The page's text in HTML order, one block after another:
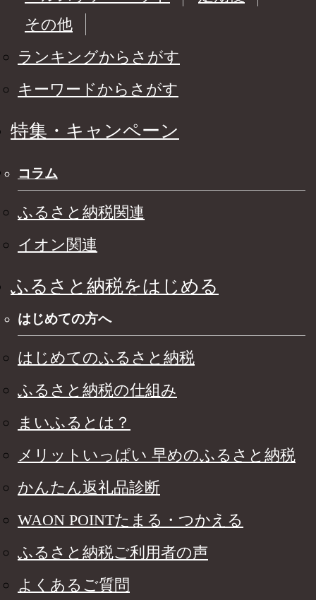
その他
ランキングからさがす
キーワードからさがす
特集・キャンペーン
コラム
ふるさと納税関連
イオン関連
ふるさと納税をはじめる
はじめての方へ
はじめてのふるさと納税
ふるさと納税の仕組み
まいふるとは？
メリットいっぱい 早めのふるさと納税
かんたん返礼品診断
WAON POINTたまる・つかえる
ふるさと納税ご利用者の声
よくあるご質問